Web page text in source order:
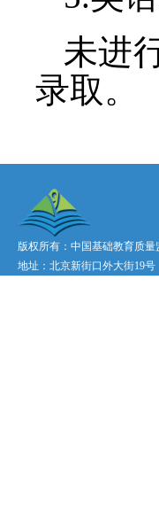
未进
录取。
地址：北京新街口外大街19号